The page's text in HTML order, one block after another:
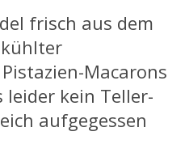
frisch aus dem
Macarons
leider kein Teller-
aufgegessen